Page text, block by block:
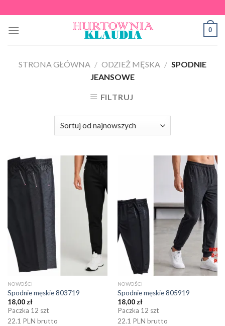
to
content
0
STRONA GŁÓWNA / ODZIEŻ MĘSKA / SPODNIE
JEANSOWE
FILTRUJ
NOWOŚCI
Spodnie męskie 803719
18,00 zł
Paczka 12 szt
22.1 PLN brutto
NOWOŚCI
Spodnie męskie 805919
18,00 zł
Paczka 12 szt
22.1 PLN brutto